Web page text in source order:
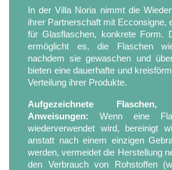
In der Villa Noria nimmt die
ihrer Partnerschaft mit Ecconsigne,
für Glasflaschen, konkrete Form.
ermöglicht es, die Flaschen
nachdem sie gewaschen und
bieten eine dauerhafte und
Verteilung ihrer Produkte.
Aufgezeichnete
Anweisungen: Wenn eine
wiederverwendet wird, bereinigt
anstatt nach einem einzigen
werden, vermeidet die Herstellung
den Verbrauch von Rohstoffen